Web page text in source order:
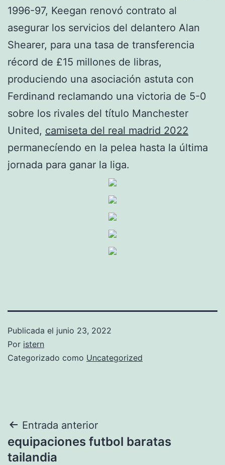
1996-97, Keegan renovó contrato al
asegurar los servicios del delantero Alan
Shearer, para una tasa de transferencia
récord de £15 millones de libras,
produciendo una asociación astuta con
Ferdinand reclamando una victoria de 5-0
sobre los rivales del título Manchester
United, camiseta del real madrid 2022
permanecíendo en la pelea hasta la última
jornada para ganar la liga.
Publicada el junio 23, 2022
Por istern
Categorizado como Uncategorized
Navegación
de
Entrada anterior
equipaciones futbol baratas
tailandia